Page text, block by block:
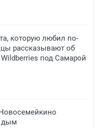
которую любил по-
рассказывают об
под Самарой
дым